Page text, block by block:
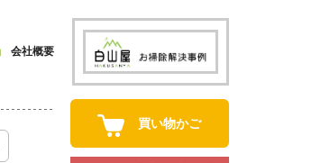
会社概要
買い物かご